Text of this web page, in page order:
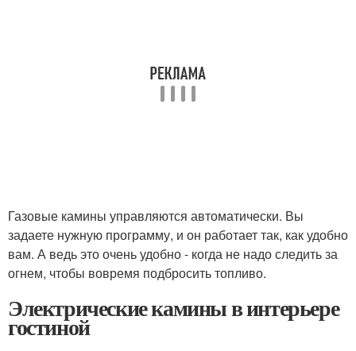
Газовые камины управляются автоматически. Вы
задаете нужную программу, и он работает так, как удобно
вам. А ведь это очень удобно - когда не надо следить за
огнем, чтобы вовремя подбросить топливо.
Электрические камины в интерьере
гостиной